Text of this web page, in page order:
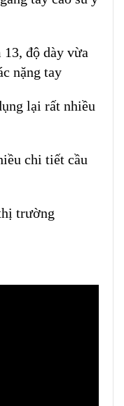
độ dày vừa
nặng tay
lại rất nhiều
chi tiết cầu
trường